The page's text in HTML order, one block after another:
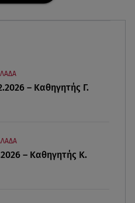
φρένο» -
μπουχτισμένη!
το Miss World
– Καθηγητής Γ.
– Καθηγητής Κ.